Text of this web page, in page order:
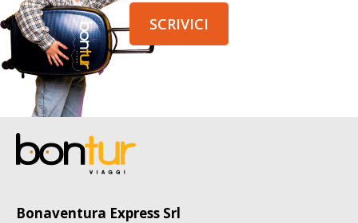
SCRIVICI
Bonaventura Express Srl